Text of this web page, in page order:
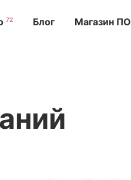
72 Блог Магазин ПО